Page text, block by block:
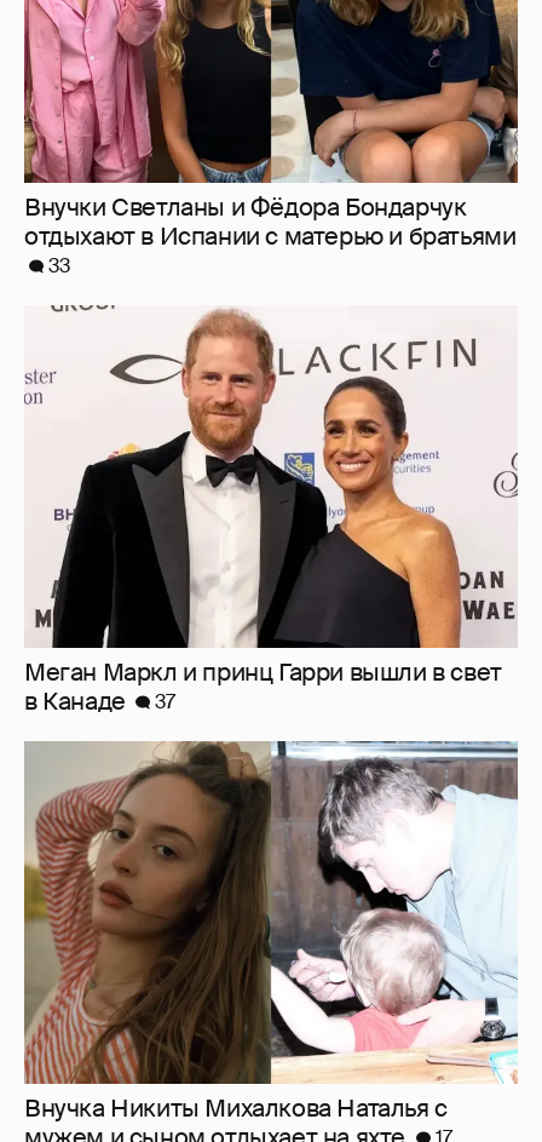
Внучки Светланы и Фёдора Бондарчук
отдыхают в Испании с матерью и братьями
33
Меган Маркл и принц Гарри вышли в свет
в Канаде
37
Внучка Никиты Михалкова Наталья с